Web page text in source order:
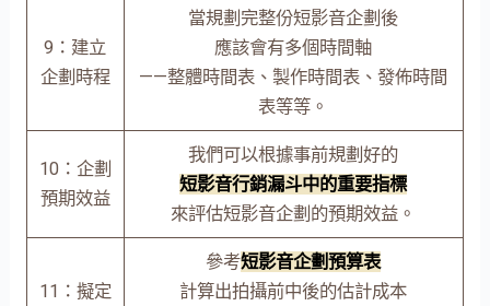
9：建立
企劃時程
當規劃完整份短影音企劃後
應該會有多個時間軸
——整體時間表、製作時間表、發佈時間
表等等。
10：企劃
預期效益
我們可以根據事前規劃好的
短影音行銷漏斗中的重要指標
來評估短影音企劃的預期效益。
11：擬定
參考短影音企劃預算表
計算出拍攝前中後的估計成本